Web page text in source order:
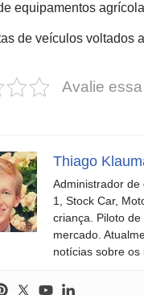
equipamentos
de veículos voltados
Avalie
Thiago
Administrador
1, Stock Car,
criança. Piloto
mercado.
notícias sobre os